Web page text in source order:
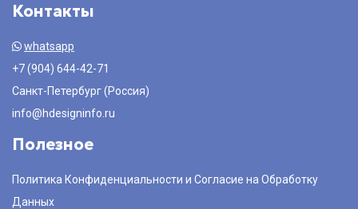
Контакты
whatsapp
+7 (904) 644-42-71
Санкт-Петербург (Россия)
info@hdesigninfo.ru
Полезное
Политика Конфиденциальности и Согласие на Обработку
Данных